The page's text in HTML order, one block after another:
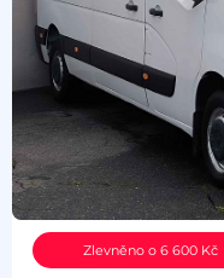
Zlevněno o 6 600 Kč